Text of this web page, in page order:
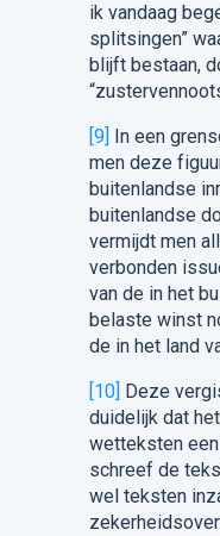
ik vandaag
splitsingen”
blijft bestaan,
[9] In een
men deze
buitenlandse
buitenlandse
vermijdt men
verbonden
van de in het
belaste winst
de in het land
[10] Deze
duidelijk dat
wetteksten
schreef de
wel teksten